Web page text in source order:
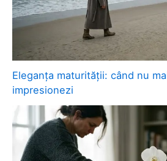
Eleganța maturității: când nu
impresionezi